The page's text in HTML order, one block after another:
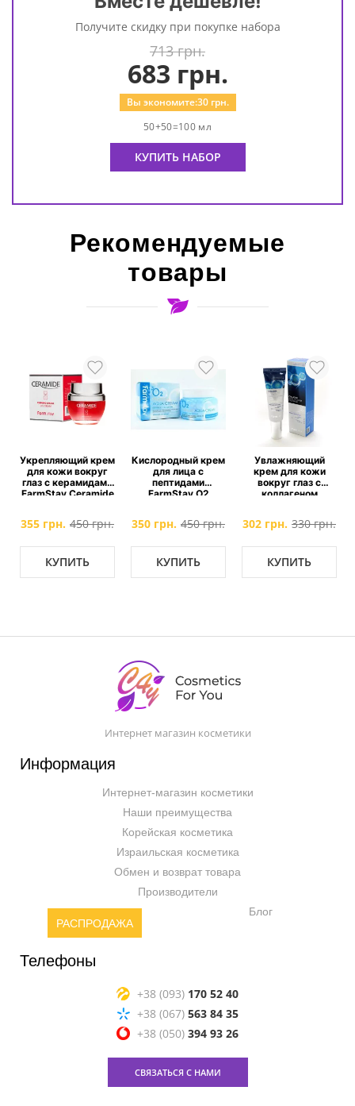
Получите скидку при покупке набора
713 грн.
683 грн.
Вы экономите:30грн.
50+50=100 мл
КУПИТЬ НАБОР
Рекомендуемые
товары
Укрепляющий крем
для кожи вокруг
глаз с керамидами
FarmStay Ceramide
355 грн. 450 грн.
КУПИТЬ
Кислородный крем
для лица с
пептидами
FarmStay O2
350 грн. 450 грн.
КУПИТЬ
Увлажняющий
крем для кожи
вокруг глаз с
коллагеном
Cream
302 грн. 330 грн.
КУПИТЬ
Интернет магазин косметики
Информация
Интернет-магазин косметики
Наши преимущества
Корейская косметика
Израильская косметика
Обмен и возврат товара
Производители
РАСПРОДАЖА
Блог
Телефоны
+38 (093) 170 52 40
+38 (067) 563 84 35
+38 (050) 394 93 26
СВЯЗАТЬСЯ С НАМИ